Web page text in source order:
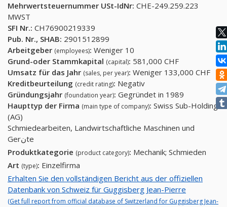
Mehrwertsteuernummer USt-IdNr: CHE-249.259.223
MWST
SFI Nr.: CH76900219339
Pub. Nr., SHAB: 2901512899
Arbeitgeber (employees): Weniger 10
Grund-oder Stammkapital (capital): 581,000 CHF
Umsatz für das Jahr (sales, per year): Weniger 133,000 CHF
Kreditbeurteilung (credit rating): Negativ
Gründungsjahr (foundation year): Gegründet in 1989
Haupttyp der Firma (main type of company): Swiss Sub-Holding
(AG)
Schmiedearbeiten, Landwirtschaftliche Maschinen und
Gerنte
Produktkategorie (product category): Mechanik; Schmieden
Art (type): Einzelfirma
Erhalten Sie den vollständigen Bericht aus der offiziellen
Datenbank von Schweiz für Guggisberg Jean-Pierre
(Get full report from official database of Switzerland for Guggisberg Jean-